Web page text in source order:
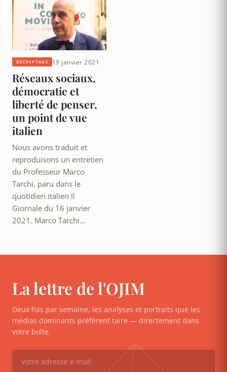
DÉCRYPTAGE 19 janvier 2021
Réseaux sociaux,
démocratie et
liberté de penser,
un point de vue
italien
Nous avons traduit et
reproduisons un entretien
du Professeur Marco
Tarchi, paru dans le
quotidien italien Il
Giornale du 16 janvier
2021. Marco Tarchi…
La lettre de l'OJIM
Deux fois par semaine, les analyses et portraits que les
médias dominants préfèrent taire — directement dans
votre boîte.